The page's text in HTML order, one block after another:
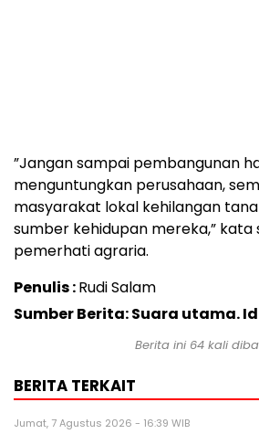
‎”Jangan sampai pembangunan
menguntungkan perusahaan,
masyarakat lokal kehilangan
sumber kehidupan mereka,” kata
pemerhati agraria.
Penulis :Rudi Salam
Sumber Berita: Suara utama. Id
Berita ini 64kali
BERITA TERKAIT
Jumat, 7 Agustus 2026 - 16:39 WIB